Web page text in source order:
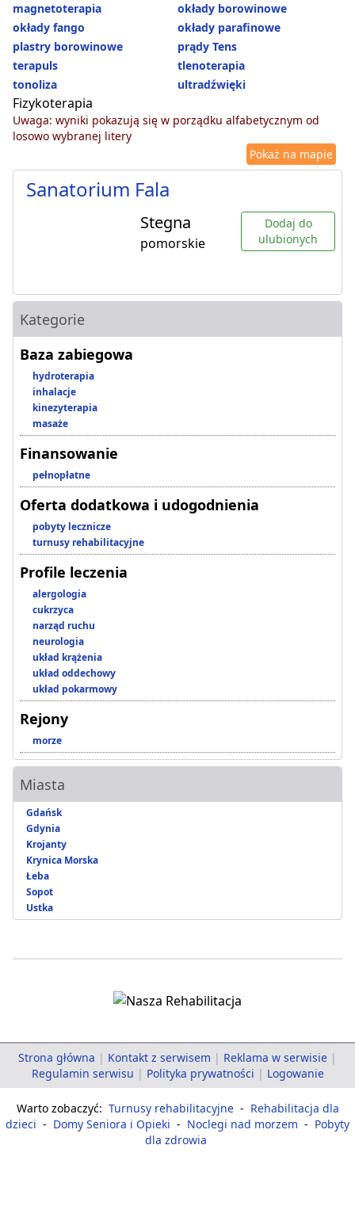
magnetoterapia
okłady borowinowe
okłady fango
okłady parafinowe
plastry borowinowe
prądy Tens
terapuls
tlenoterapia
tonoliza
ultradźwięki
Fizykoterapia
Uwaga: wyniki pokazują się w porządku alfabetycznym od
losowo wybranej litery
Pokaż na mapie
Sanatorium Fala
Stegna
pomorskie
Dodaj do
ulubionych
Kategorie
Baza zabiegowa
hydroterapia
inhalacje
kinezyterapia
masaże
Finansowanie
pełnopłatne
Oferta dodatkowa i udogodnienia
pobyty lecznicze
turnusy rehabilitacyjne
Profile leczenia
alergologia
cukrzyca
narząd ruchu
neurologia
układ krążenia
układ oddechowy
układ pokarmowy
Rejony
morze
Miasta
Gdańsk
Gdynia
Krojanty
Krynica Morska
Łeba
Sopot
Ustka
Strona główna | Kontakt z serwisem | Reklama w serwisie |
Regulamin serwisu | Polityka prywatności | Logowanie
Warto zobaczyć: Turnusy rehabilitacyjne - Rehabilitacja dla
dzieci - Domy Seniora i Opieki - Noclegi nad morzem - Pobyty
dla zdrowia